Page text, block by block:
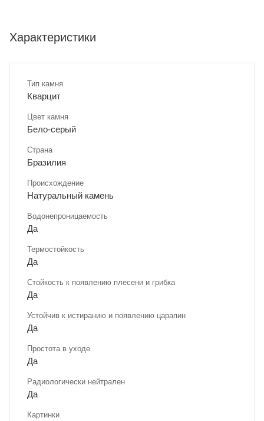
Характеристики
Тип камня
Кварцит
Цвет камня
Бело-серый
Страна
Бразилия
Происхождение
Натуральный камень
Водонепроницаемость
Да
Термостойкость
Да
Стойкость к появлению плесени и грибка
Да
Устойчив к истиранию и появлению царапин
Да
Простота в уходе
Да
Радиологически нейтрален
Да
Картинки